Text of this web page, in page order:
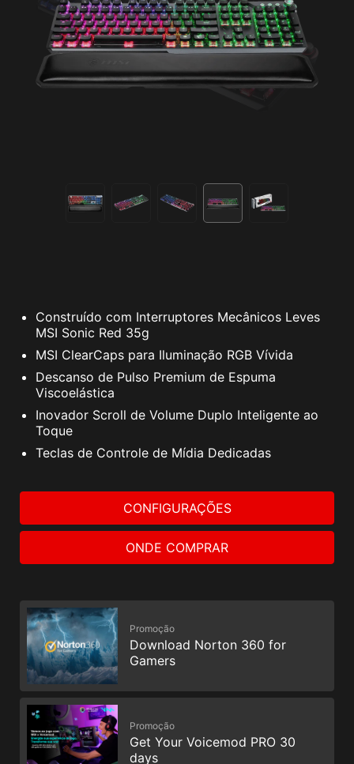
Construído com Interruptores Mecânicos Leves
MSI Sonic Red 35g
MSI ClearCaps para Iluminação RGB Vívida
Descanso de Pulso Premium de Espuma
Viscoelástica
Inovador Scroll de Volume Duplo Inteligente ao
Toque
Teclas de Controle de Mídia Dedicadas
CONFIGURAÇÕES
ONDE COMPRAR
Promoção
Download Norton 360 for
Gamers
Promoção
Get Your Voicemod PRO 30
days